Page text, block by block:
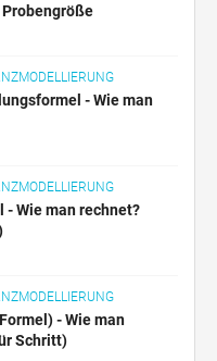
- Wie man
Wie man rechnet?
- Wie man
Schritt)